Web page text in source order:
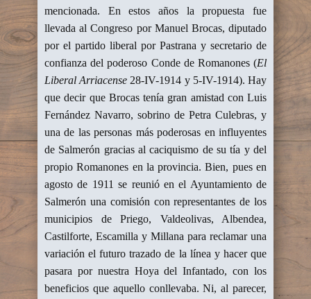
mencionada. En estos años la propuesta fue
llevada al Congreso por Manuel Brocas, diputado
por el partido liberal por Pastrana y secretario de
confianza del poderoso Conde de Romanones (El
Liberal Arriacense 28-IV-1914 y 5-IV-1914). Hay
que decir que Brocas tenía gran amistad con Luis
Fernández Navarro, sobrino de Petra Culebras, y
una de las personas más poderosas en influyentes
de Salmerón gracias al caciquismo de su tía y del
propio Romanones en la provincia. Bien, pues en
agosto de 1911 se reunió en el Ayuntamiento de
Salmerón una comisión con representantes de los
municipios de Priego, Valdeolivas, Albendea,
Castilforte, Escamilla y Millana para reclamar una
variación el futuro trazado de la línea y hacer que
pasara por nuestra Hoya del Infantado, con los
beneficios que aquello conllevaba. Ni, al parecer,